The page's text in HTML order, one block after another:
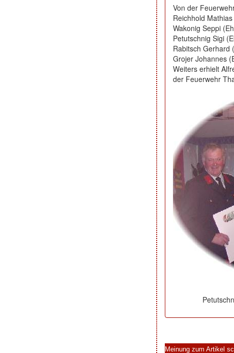
Von der
Reichhold
Wakonig Seppi
Petutschnig Sigi
Rabitsch Gerhard
Grojer Johannes
Weiters erhielt
der Feuerwehr
Meinung zum Artikel